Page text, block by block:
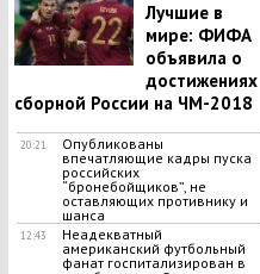
Лучшие в
мире: ФИФА
объявила о
достижениях
сборной России на ЧМ-2018
20:21
Опубликованы
впечатляющие кадры пуска
российских
“бронебойщиков”, не
оставляющих противнику и
шанса
12:43
Неадекватный
американский футбольный
фанат госпитализирован в